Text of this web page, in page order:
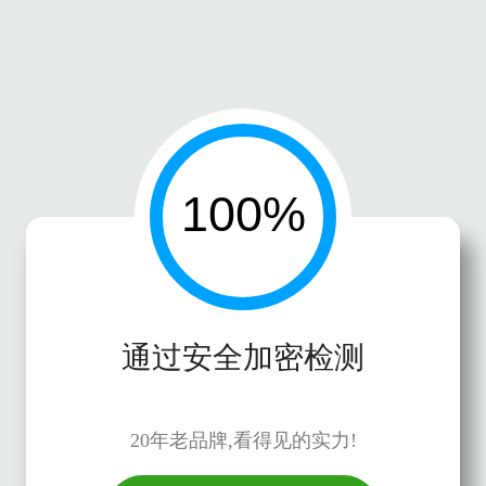
通过安全加密检测
20年老品牌,看得见的实力!